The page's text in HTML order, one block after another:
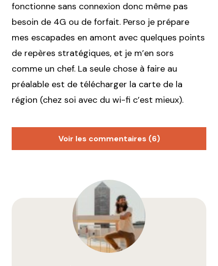
fonctionne sans connexion donc même pas
besoin de 4G ou de forfait. Perso je prépare
mes escapades en amont avec quelques points
de repères stratégiques, et je m’en sors
comme un chef. La seule chose à faire au
préalable est de télécharger la carte de la
région (chez soi avec du wi-fi c’est mieux).
Voir les commentaires (6)
Merci ?? beaucoup. Pas si simple de trouver une
belle rando quand on est piéton ?‍
y aller en bus! ?